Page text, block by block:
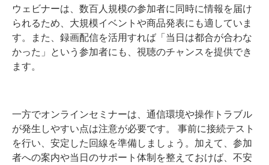
ウェビナーは、数百人規模の参加者に同時に情報を届け
られるため、大規模イベントや商品発表にも適していま
す。また、録画配信を活用すれば「当日は都合が合わな
かった」という参加者にも、視聴のチャンスを提供でき
ます。
一方でオンラインセミナーは、通信環境や操作トラブル
が発生しやすい点は注意が必要です。 事前に接続テスト
を行い、安定した回線を準備しましょう。加えて、参加
者への案内や当日のサポート体制を整えておけば、不安